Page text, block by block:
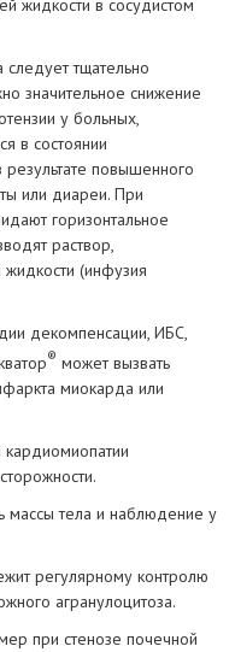
жидкости в сосудистом
тщательно
значительное снижение
у больных,
в состоянии
повышенного
или диареи. При
горизонтальное
раствор,
(инфузия
декомпенсации, ИБС,
® может вызвать
миокарда или
тела и наблюдение у
регулярному контролю
агранулоцитоза.
при стенозе почечной